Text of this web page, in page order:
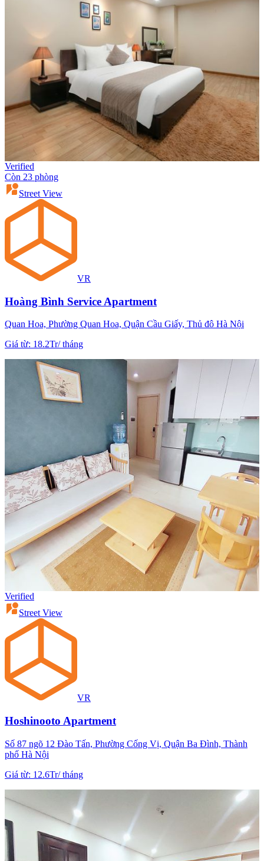
Verified
Còn 23 phòng
Street View
VR
Hoàng Bình Service Apartment
Quan Hoa, Phường Quan Hoa, Quận Cầu Giấy, Thủ đô Hà Nội
Giá từ: 18.2Tr/tháng
Verified
Street View
VR
Hoshinooto Apartment
Số 87 ngõ 12 Đào Tấn, Phường Cống Vị, Quận Ba Đình, Thành
phố Hà Nội
Giá từ: 12.6Tr/tháng